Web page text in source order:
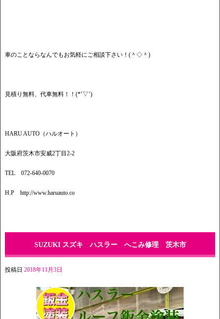
車のことならなんでもお気軽にご相談下さい！(＾◇＾)
見積り無料、代車無料！！(*’▽’)
HARU AUTO（ハルオート）
大阪府茨木市安威2丁目2-2
TEL 072-640-0070
H.P http://www.haruauto.co
SUZUKI スズキ ハスラー へこみ修理 茨木市
投稿日 2018年11月3日